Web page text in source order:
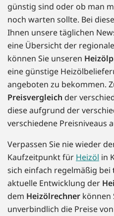
günstig sind oder ob man
noch warten sollte. Bei
Ihnen unsere täglichen
eine Übersicht der
können Sie unseren
eine günstige
angeboten zu bekommen.
Preisvergleich der
diese aufgrund der
verschiedene Preisniveaus
Verpassen Sie nie wieder
Kaufzeitpunkt für Heizöl in
sich einfach regelmäßig bei
aktuelle Entwicklung der
dem Heizölrechner können
unverbindlich die Preise